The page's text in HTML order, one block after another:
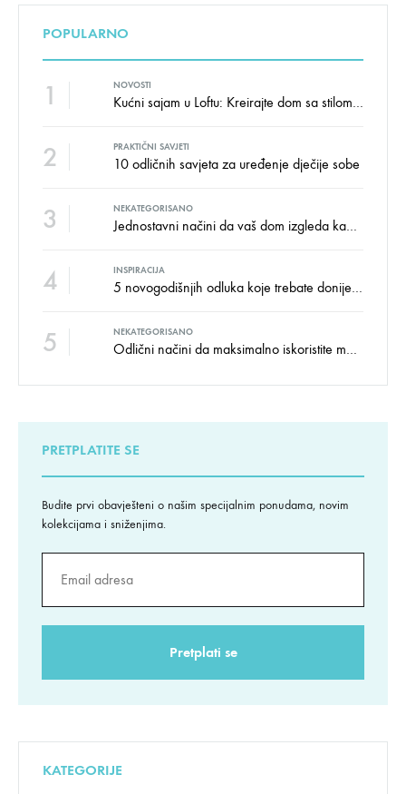
POPULARNO
1 NOVOSTI
Kućni sajam u Loftu: Kreirajte dom sa stilom i udobnošću uz velike uštede!
2 PRAKTIČNI SAVJETI
10 odličnih savjeta za uređenje dječije sobe
3 NEKATEGORISANO
Jednostavni načini da vaš dom izgleda kao salon namještaja
4 INSPIRACIJA
5 novogodišnjih odluka koje trebate donijeti u vezi izgleda doma
5 NEKATEGORISANO
Odlični načini da maksimalno iskoristite male prostore
PRETPLATITE SE
Budite prvi obavješteni o našim specijalnim ponudama, novim
kolekcijama i sniženjima.
KATEGORIJE